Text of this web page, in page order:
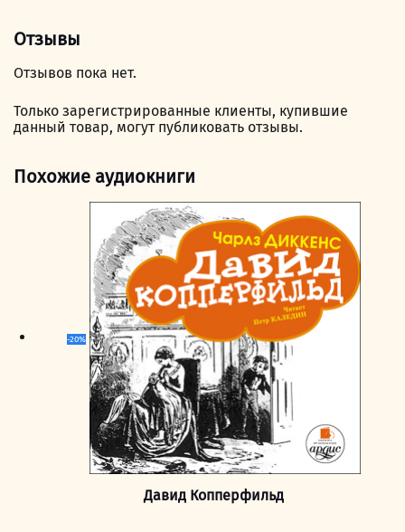
Отзывы
Отзывов пока нет.
Только зарегистрированные клиенты, купившие
данный товар, могут публиковать отзывы.
Похожие аудиокниги
-20%
Давид Копперфильд